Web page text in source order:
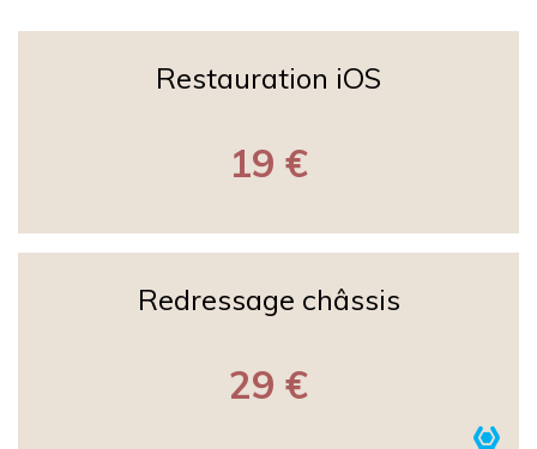
Restauration iOS
19 €
Redressage châssis
29 €